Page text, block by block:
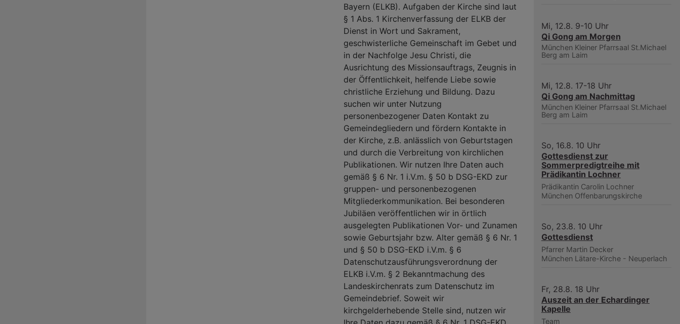
Bayern (ELKB). Aufgaben der Kirche sind laut
§ 1 Abs. 1 Kirchenverfassung der ELKB der
Dienst in Wort und Sakrament,
geschwisterliche Gemeinschaft im Gebet und
in der Nachfolge Jesu Christi, die
Ausrichtung des Missionsauftrags, Zeugnis in
der Öffentlichkeit, helfende Liebe sowie
christliche Erziehung und Bildung. Dazu
suchen wir unter Nutzung
personenbezogener Daten Kontakt zu
Gemeindegliedern und fördern Kontakte in
der Kirche, z.B. anlässlich von Geburtstagen
und durch die Verbreitung von kirchlichen
Publikationen. Wir nutzen Ihre Daten auch
gemäß § 6 Nr. 1 i.V.m. § 50 b DSG-EKD zur
gruppen- und personenbezogenen
Mitgliederkommunikation. Bei besonderen
Jubiläen veröffentlichen wir in örtlich
ausgelegten Publikationen Vor- und Zunamen
sowie Geburtsjahr bzw. Alter gemäß § 6 Nr. 1
und § 50 b DSG-EKD i.V.m. § 6
Datenschutzausführungsverordnung der
ELKB i.V.m. § 2 Bekanntmachung des
Landeskirchenrats zum Datenschutz im
Gemeindebrief. Soweit wir
kirchgelderhebende Stelle sind, nutzen wir
Mi, 12.8. 9-10 Uhr
Qi Gong am Morgen
München Kleiner Pfarrsaal St.Michael
Berg am Laim
Mi, 12.8. 17-18 Uhr
Qi Gong am Nachmittag
München Kleiner Pfarrsaal St.Michael
Berg am Laim
So, 16.8. 10 Uhr
Gottesdienst zur
Sommerpredigtreihe mit
Prädikantin Lochner
Prädikantin Carolin Lochner
München Offenbarungskirche
So, 23.8. 10 Uhr
Gottesdienst
Pfarrer Martin Decker
München Lätare-Kirche - Neuperlach
Fr, 28.8. 18 Uhr
Auszeit an der Echardinger
Kapelle
Team